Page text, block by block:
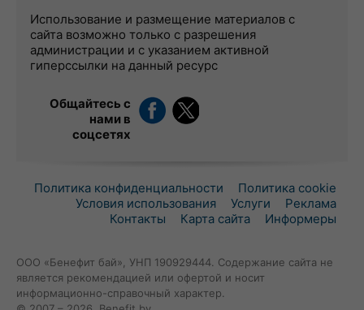
Использование и размещение материалов с
сайта возможно только с разрешения
администрации и с указанием активной
гиперссылки на данный ресурс
Общайтесь с
нами в
соцсетях
Политика конфиденциальности
Политика cookie
Условия использования
Услуги
Реклама
Контакты
Карта сайта Информеры
ООО «Бенефит бай», УНП 190929444. Содержание сайта не
является рекомендацией или офертой и носит
информационно-справочный характер.